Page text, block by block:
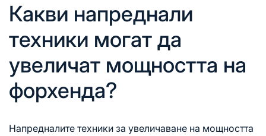
Какви напреднали
техники могат да
увеличат мощността на
форхенда?
Напредналите техники за увеличаване на мощността